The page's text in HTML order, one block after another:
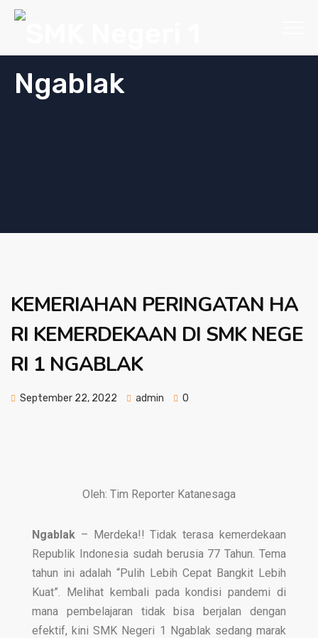
KEMERIAHAN PERINGATAN HA
RI KEMERDEKAAN DI SMK NEGE
RI 1 NGABLAK
September 22, 2022 admin 0
Oleh: Tim Reporter Katanesaga
Ngablak – Merdeka!! Tidak terasa kemerdekaan
Republik Indonesia sudah berusia 77 Tahun. Tema
tahun ini adalah “Pulih Lebih Cepat Bangkit Lebih
Kuat”. Melihat kembali pada kondisi pandemi di
mana pembelajaran tidak bisa berjalan dengan
efektif, kini SMK Negeri 1 Ngablak sedang marak